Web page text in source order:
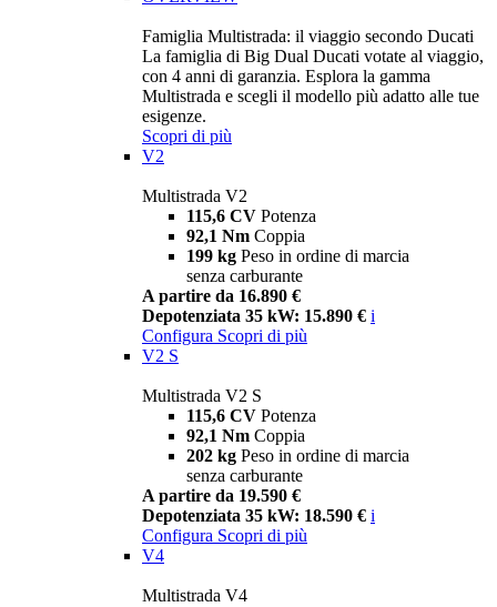
Famiglia Multistrada: il viaggio secondo Ducati
La famiglia di Big Dual Ducati votate al viaggio,
con 4 anni di garanzia. Esplora la gamma
Multistrada e scegli il modello più adatto alle tue
esigenze.
Scopri di più
V2
Multistrada V2
115,6 CV Potenza
92,1 Nm Coppia
199 kg Peso in ordine di marcia
senza carburante
A partire da 16.890 €
Depotenziata 35 kW: 15.890 € i
Configura Scopri di più
V2 S
Multistrada V2 S
115,6 CV Potenza
92,1 Nm Coppia
202 kg Peso in ordine di marcia
senza carburante
A partire da 19.590 €
Depotenziata 35 kW: 18.590 € i
Configura Scopri di più
V4
Multistrada V4